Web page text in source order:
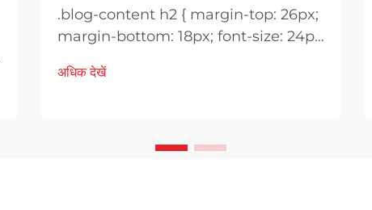
.blog-content h2 { margin-top: 26px;
margin-bottom: 18px; font-size: 24px
height: normal; } .blog-content h3 {
अधिक देखें